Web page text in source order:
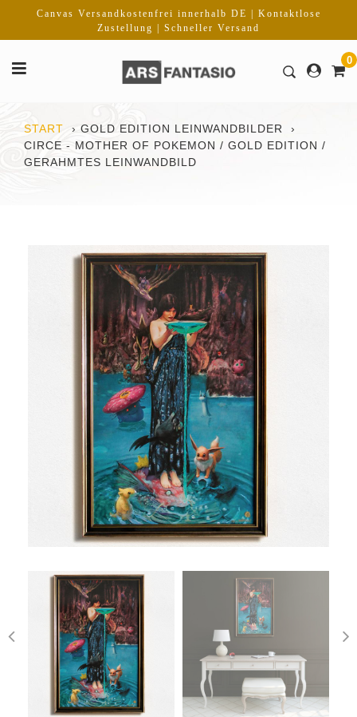
Inhalt
Canvas Versandkostenfrei innerhalb DE | Kontaktlose
Zustellung | Schneller Versand
0
START › ​GOLD EDITION LEINWANDBILDER
›
CIRCE - MOTHER OF POKEMON / GOLD EDITION /
GERAHMTES LEINWANDBILD